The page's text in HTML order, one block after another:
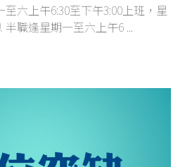
六上午6:30至下午3:00上班，星
半職逢星期一至六上午6